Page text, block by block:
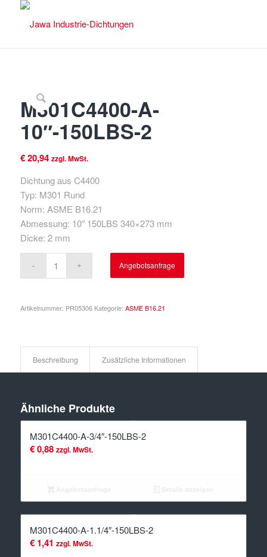
M301C4400-A-
10″-150LBS-2
€20,94 zzgl. MwSt.
Dichtung aus C4400
Typ: M301 Rund
Norm: ASME B16.21
Abmessung: 10″ 150LBS 340×273 mm
Dicke: 2 mm
Angebotsanfrage
Artikelnummer: PR05306 Kategorie: ASME B16.21
Beschreibung Zusätzliche Informationen
Ähnliche Produkte
M301C4400-A-3/4″-150LBS-2
€0,88 zzgl. MwSt.
M301C4400-A-1.1/4″-150LBS-2
€1,41 zzgl. MwSt.